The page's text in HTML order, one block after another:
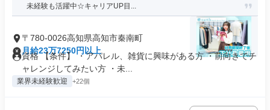
未経験も活躍中☆キャリアUP目...
〒780-0026高知県高知市秦南町
月給23万7250円以上
資格 【条件】 ・アパレル、雑貨に興味がある方 ・前向きでチ
ャレンジしてみたい方 ・未...
業界未経験歓迎 +22個